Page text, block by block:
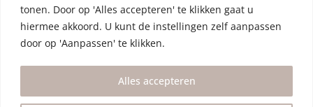
tonen. Door op 'Alles accepteren' te klikken gaat u
hiermee akkoord. U kunt de instellingen zelf aanpassen
door op 'Aanpassen' te klikken.
Alles accepteren